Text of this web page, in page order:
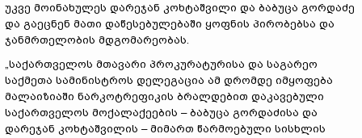
უკვე მოინახულეს დარეჯან კოხტაშვილი და ბაბუცა გორდაძე
და გაეცნენ მათი დაწესებულებაში ყოფნის პირობებსა და
ჯანმრთელობის მდგომარეობას.
„საქართველოს მთავარი პროკურატურისა და საგარეო
საქმეთა სამინისტროს დელეგაცია ამ დრომდე იმყოფება
მალაიზიაში ნარკოტრეფიკის ბრალდებით დაკავებული
საქართველოს მოქალაქეების – ბაბუცა გორდაძისა და
დარეჯან კოხტაშვილის – მიმართ წარმოებული სისხლის